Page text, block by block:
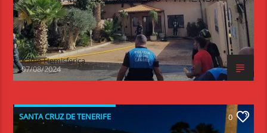
Radio Hemisferica
07/08/2024
SANTA CRUZ DE TENERIFE 0